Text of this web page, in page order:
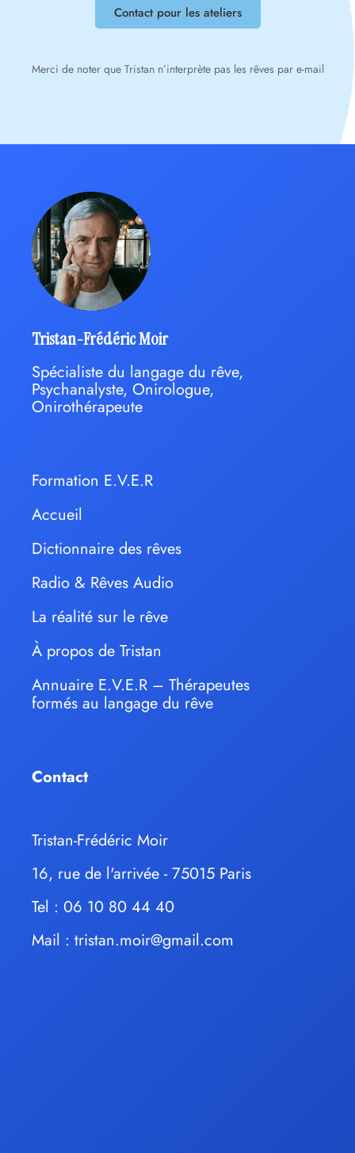
Contact pour les ateliers
Merci de noter que Tristan n’interprète pas les rêves par e-mail
Tristan-Frédéric Moir
Spécialiste du langage du rêve,
Psychanalyste, Onirologue,
Onirothérapeute
Formation E.V.E.R
Accueil
Dictionnaire des rêves
Radio & Rêves Audio
La réalité sur le rêve
À propos de Tristan
Annuaire E.V.E.R – Thérapeutes
formés au langage du rêve
Contact
Tristan-Frédéric Moir
16, rue de l'arrivée - 75015 Paris
Tel : 06 10 80 44 40
Mail : tristan.moir@gmail.com